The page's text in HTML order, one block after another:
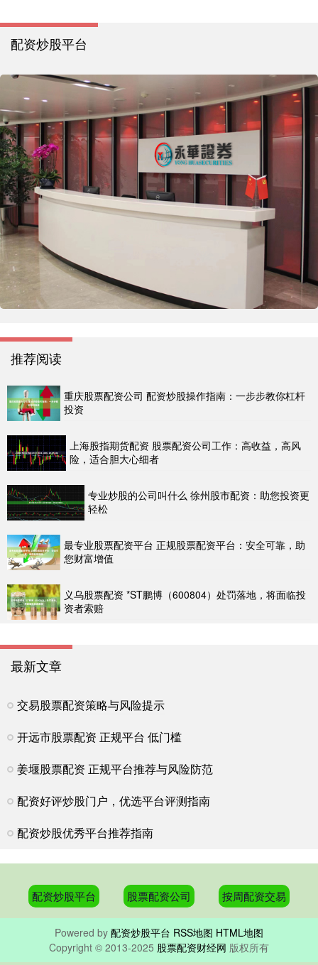
配资炒股平台
推荐阅读
重庆股票配资公司 配资炒股操作指南：一步步教你杠杆
投资
上海股指期货配资 股票配资公司工作：高收益，高风
险，适合胆大心细者
专业炒股的公司叫什么 徐州股市配资：助您投资更
轻松
最专业股票配资平台 正规股票配资平台：安全可靠，助
您财富增值
义乌股票配资 *ST鹏博（600804）处罚落地，将面临投
资者索赔
最新文章
交易股票配资策略与风险提示
开远市股票配资 正规平台 低门槛
姜堰股票配资 正规平台推荐与风险防范
配资好评炒股门户，优选平台评测指南
配资炒股优秀平台推荐指南
配资炒股平台 股票配资公司 按周配资交易
Powered by 配资炒股平台 RSS地图 HTML地图
Copyright © 2013-2025 股票配资财经网 版权所有